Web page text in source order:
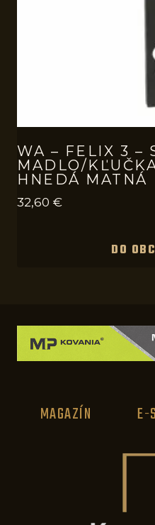
WA – FELIX 3 –
MADLO/
HNEDÁ MATNÁ
32,60 €
DO
MAGAZÍN E-